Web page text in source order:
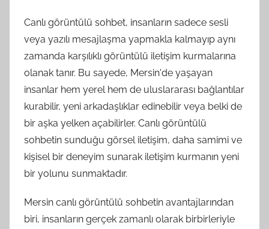
Canlı görüntülü sohbet, insanların sadece sesli
veya yazılı mesajlaşma yapmakla kalmayıp aynı
zamanda karşılıklı görüntülü iletişim kurmalarına
olanak tanır. Bu sayede, Mersin'de yaşayan
insanlar hem yerel hem de uluslararası bağlantılar
kurabilir, yeni arkadaşlıklar edinebilir veya belki de
bir aşka yelken açabilirler. Canlı görüntülü
sohbetin sunduğu görsel iletişim, daha samimi ve
kişisel bir deneyim sunarak iletişim kurmanın yeni
bir yolunu sunmaktadır.
Mersin canlı görüntülü sohbetin avantajlarından
biri, insanların gerçek zamanlı olarak birbirleriyle